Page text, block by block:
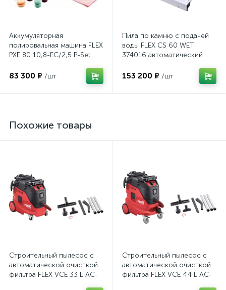
Аккумуляторная
полировальная машина FLEX
PXE 80 10,8-EC/2,5 P-Set
83 300 ₽ /шт
Пила по камню с подачей
воды FLEX CS 60 WET
374016 автоматический
153 200 ₽ /шт
Похожие товары
Строительный пылесос с
автоматической очисткой
фильтра FLEX VCE 33 L AC-
Строительный пылесос с
автоматической очисткой
фильтра FLEX VCE 44 L AC-